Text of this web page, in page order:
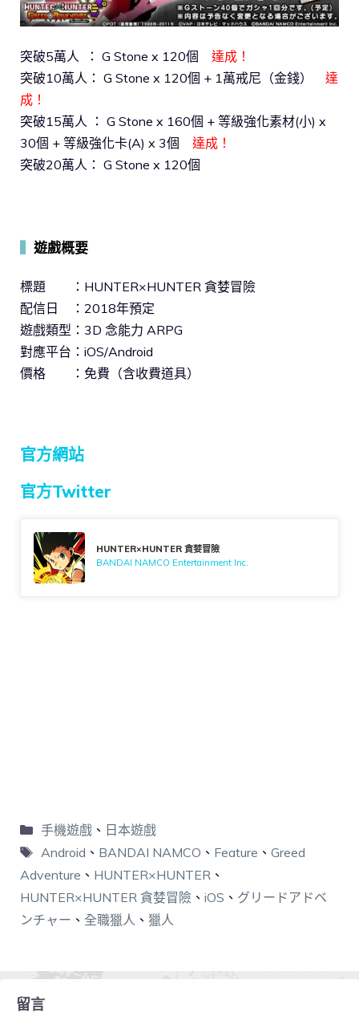
突破5萬人 ： G Stone x 120個 達成！
突破10萬人： G Stone x 120個 + 1萬戒尼（金錢） 達
成！
突破15萬人 ： G Stone x 160個 + 等級強化素材(小) x
30個 + 等級強化卡(A) x 3個 達成！
突破20萬人： G Stone x 120個
遊戲概要
標題 ：HUNTER×HUNTER 貪婪冒險
配信日 ：2018年預定
遊戲類型：3D 念能力 ARPG
對應平台：iOS/Android
價格 ：免費（含收費道具）
官方網站
官方Twitter
HUNTER×HUNTER 貪婪冒險
BANDAI NAMCO Entertainment Inc.
手機遊戲、 日本遊戲
Android 、 BANDAI NAMCO 、 Feature 、 Greed
Adventure 、 HUNTER×HUNTER 、
HUNTER×HUNTER 貪婪冒險 、 iOS 、 グリードアドベ
ンチャー 、 全職獵人 、 獵人
留言